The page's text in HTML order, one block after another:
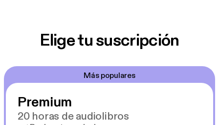
Elige tu suscripción
Más populares
Premium
20 horas de audiolibros